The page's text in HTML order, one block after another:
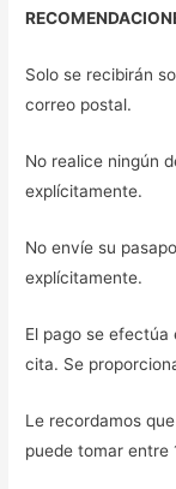
Solo se recibirán
correo postal.
No realice ningún
explícitamente.
No envíe su
explícitamente.
El pago se
cita. Se
Le recordamos
puede tomar entre